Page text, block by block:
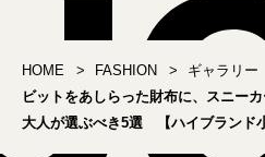
HOME FASHION ギャラリー
ビットをあしらった財布に、スニー
大人が選ぶべき5選 【ハイブランド小